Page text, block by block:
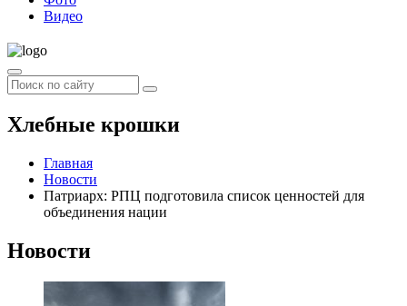
Видео
Хлебные крошки
Главная
Новости
Патриарх: РПЦ подготовила список ценностей для
объединения нации
Новости